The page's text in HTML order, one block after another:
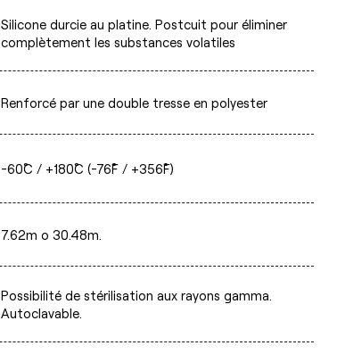
Silicone durcie au platine. Postcuit pour éliminer
complètement les substances volatiles
Renforcé par une double tresse en polyester
-60˚C / +180˚C (-76˚F / +356˚F)
7.62m o 30.48m.
Possibilité de stérilisation aux rayons gamma.
Autoclavable.